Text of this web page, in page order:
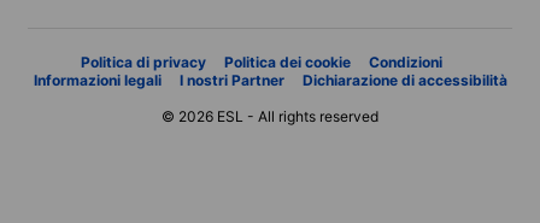
Politica di privacy Politica dei cookie
Condizioni
Informazioni legali
I nostri Partner
Dichiarazione di accessibilità
© 2026 ESL - All rights reserved